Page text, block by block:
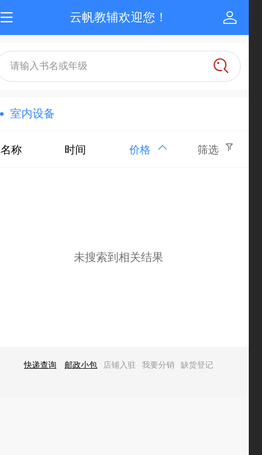
云帆教辅欢迎您！
请输入书名或年级
室内设备
名称 时间 价格 筛选
未搜索到相关结果
快递查询 邮政小包 ‍ 店铺入驻 我要分销 缺货登记